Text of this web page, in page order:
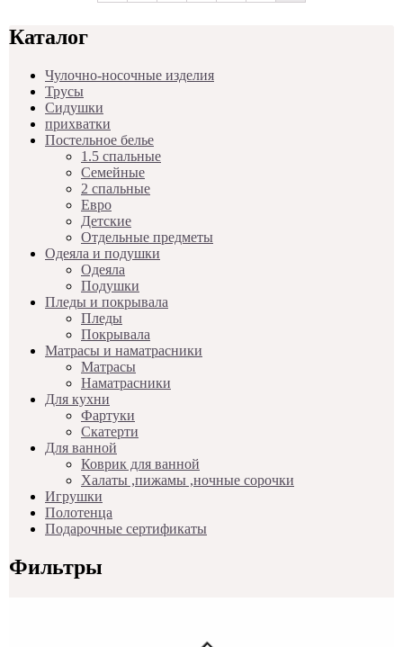
Каталог
Чулочно-носочные изделия
Трусы
Сидушки
прихватки
Постельное белье
1.5 спальные
Семейные
2 спальные
Евро
Детские
Отдельные предметы
Одеяла и подушки
Одеяла
Подушки
Пледы и покрывала
Пледы
Покрывала
Матрасы и наматрасники
Матрасы
Наматрасники
Для кухни
Фартуки
Скатерти
Для ванной
Коврик для ванной
Халаты ,пижамы ,ночные сорочки
Игрушки
Полотенца
Подарочные сертификаты
Фильтры